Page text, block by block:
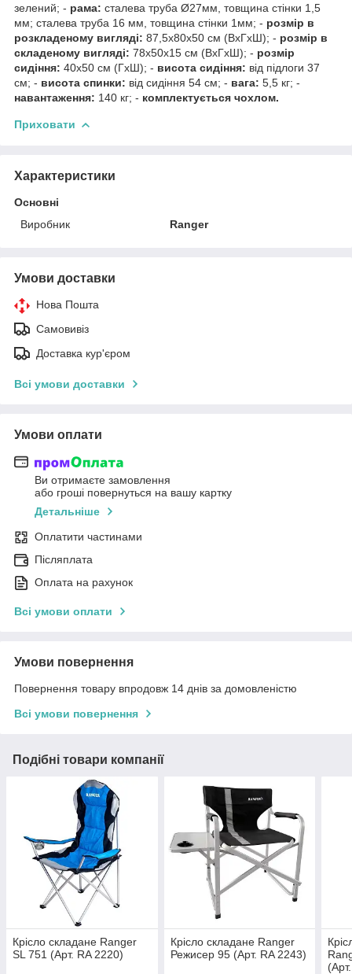
зелений; - рама: сталева труба Ø27мм, товщина стінки 1,5
мм; сталева труба 16 мм, товщина стінки 1мм; - розмір в
розкладеному вигляді: 87,5х80х50 см (ВхГхШ); - розмір в
складеному вигляді: 78х50х15 см (ВхГхШ); - розмір
сидіння: 40х50 см (ГхШ); - висота сидіння: від підлоги 37
см; - висота спинки: від сидіння 54 см; - вага: 5,5 кг; -
навантаження: 140 кг; - комплектується чохлом.
Приховати
Характеристики
Основні
Виробник
Ranger
Умови доставки
Нова Пошта
Самовивіз
Доставка кур'єром
Всі умови доставки
Умови оплати
Ви отримаєте замовлення
або гроші повернуться на вашу картку
Детальніше
Оплатити частинами
Післяплата
Оплата на рахунок
Всі умови оплати
Умови повернення
Повернення товару впродовж 14 днів за домовленістю
Всі умови повернення
Подібні товари компанії
Крісло складане Ranger
SL 751 (Арт. RA 2220)
Крісло складане Ranger
Режисер 95 (Арт. RA 2243)